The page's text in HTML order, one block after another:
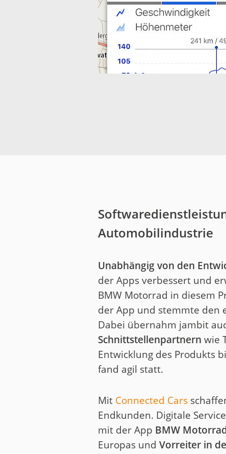
Automobilindustrie
Unabhängig von den
der Apps verbessert und
BMW Motorrad in diesem
der App und stemmte den
Dabei übernahm jambit
Schnittstellenpartnern wie
Entwicklung des Produkts
fand agil statt.
Mit Connected Cars
Endkunden. Digitale
mit der App BMW
Europas und Vorreiter in